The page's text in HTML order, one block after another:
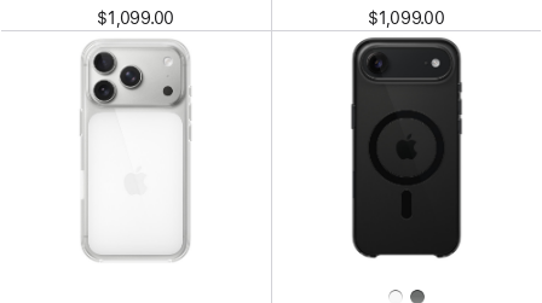
$1,099.00 $1,099.00